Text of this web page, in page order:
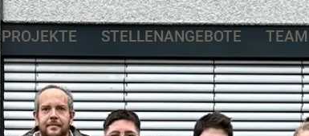
PROJEKTE STELLENANGEBOTE TEAM